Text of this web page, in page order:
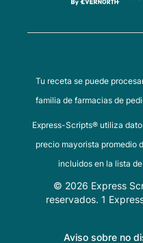
Tu receta se puede
familia de farmacias de
Express-Scripts® utiliza
precio mayorista promedio
incluidos en la lista
© 2026 Express
reservados. 1
Aviso sobre no